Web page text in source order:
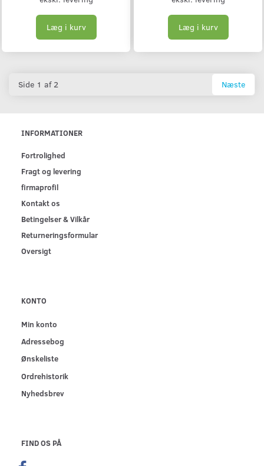
Læg i kurv Læg i kurv
Side 1 af 2 Næste
INFORMATIONER
Fortrolighed
Fragt og levering
firmaprofil
Kontakt os
Betingelser & Vilkår
Returneringsformular
Oversigt
KONTO
Min konto
Adressebog
Ønskeliste
Ordrehistorik
Nyhedsbrev
FIND OS PÅ